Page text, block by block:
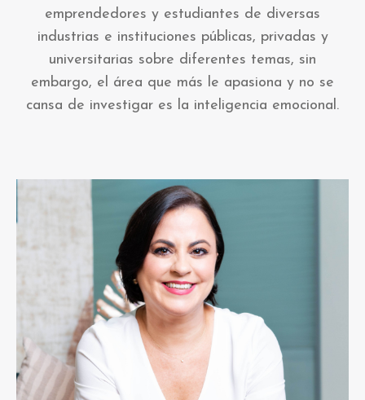
emprendedores y estudiantes de diversas
industrias e instituciones públicas, privadas y
universitarias sobre diferentes temas, sin
embargo, el área que más le apasiona y no se
cansa de investigar es la inteligencia emocional.